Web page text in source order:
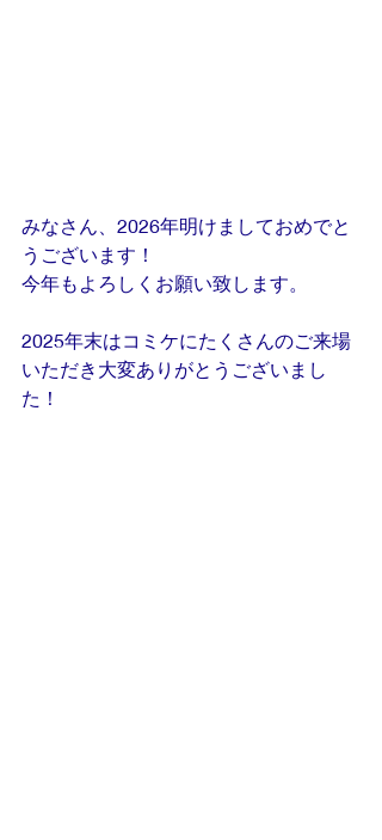
みなさん、2026年明けましておめでと
うございます！
今年もよろしくお願い致します。
2025年末はコミケにたくさんのご来場
いただき大変ありがとうございまし
た！